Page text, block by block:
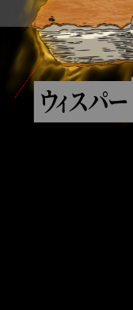
ウィスパー